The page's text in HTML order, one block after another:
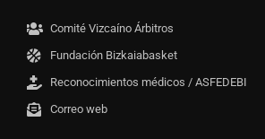
Comité Vizcaíno Árbitros
Fundación Bizkaiabasket
Reconocimientos médicos / ASFEDEBI
Correo web